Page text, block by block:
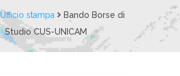
Ufficio stampa
Bando Borse di
Studio CUS-UNICAM